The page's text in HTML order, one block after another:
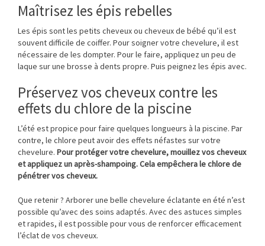
Maîtrisez les épis rebelles
Les épis sont les petits cheveux ou cheveux de bébé qu’il est
souvent difficile de coiffer. Pour soigner votre chevelure, il est
nécessaire de les dompter. Pour le faire, appliquez un peu de
laque sur une brosse à dents propre. Puis peignez les épis avec.
Préservez vos cheveux contre les
effets du chlore de la piscine
L’été est propice pour faire quelques longueurs à la piscine. Par
contre, le chlore peut avoir des effets néfastes sur votre
chevelure. Pour protéger votre chevelure, mouillez vos cheveux
et appliquez un après-shampoing. Cela empêchera le chlore de
pénétrer vos cheveux.
Que retenir ? Arborer une belle chevelure éclatante en été n’est
possible qu’avec des soins adaptés. Avec des astuces simples
et rapides, il est possible pour vous de renforcer efficacement
l’éclat de vos cheveux.